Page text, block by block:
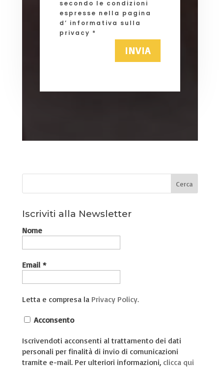
secondo le condizioni
espresse nella pagina
d’ informativa sulla
privacy *
INVIA
Iscriviti alla Newsletter
Nome
Email *
Letta e compresa la Privacy Policy.
Acconsento
Iscrivendoti acconsenti al trattamento dei dati
personali per finalità di invio di comunicazioni
tramite e-mail. Per ulteriori informazioni, clicca qui